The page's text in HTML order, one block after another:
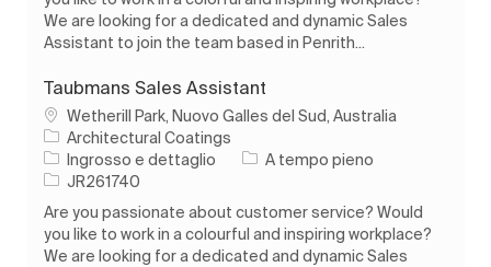
We are looking for a dedicated and dynamic Sales
Assistant to join the team based in Penrith...
Taubmans Sales Assistant
Ubicazione
Wetherill Park, Nuovo Galles del Sud, Australia
Architectural Coatings
Categoria
Ingrosso e dettaglio Tipo di lavoro
A tempo pieno
ID processo
JR261740
Are you passionate about customer service? Would
you like to work in a colourful and inspiring workplace?
We are looking for a dedicated and dynamic Sales